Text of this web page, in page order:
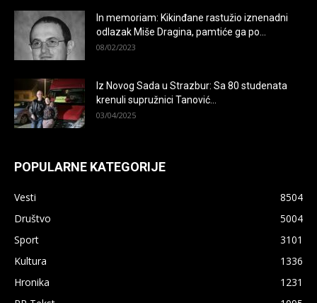
In memoriam: Kikinđane rastužio iznenadni
odlazak Miše Dragina, pamtiće ga po...
08/02/2023
Iz Novog Sada u Strazbur: Sa 80 studenata
krenuli supružnici Tanović...
03/04/2025
POPULARNE KATEGORIJE
Vesti
8504
Društvo
5004
Sport
3101
Kultura
1336
Hronika
1231